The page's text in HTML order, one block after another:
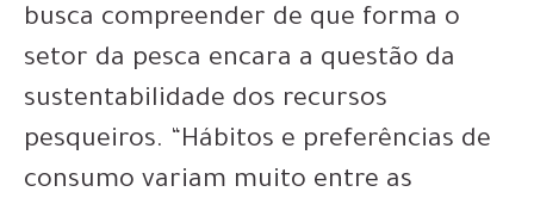
busca compreender de que forma o
setor da pesca encara a questão da
sustentabilidade dos recursos
pesqueiros. “Hábitos e preferências de
consumo variam muito entre as